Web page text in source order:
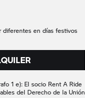
diferentes en días festivos
1 e): El socio Rent A Ride
del Derecho de la Unión